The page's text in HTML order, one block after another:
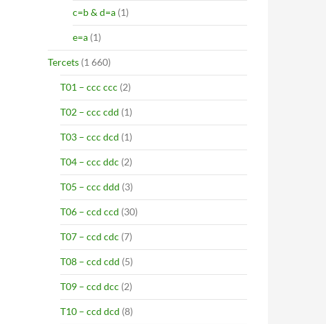
c=b & d=a (1)
e=a (1)
Tercets (1 660)
T01 – ccc ccc (2)
T02 – ccc cdd (1)
T03 – ccc dcd (1)
T04 – ccc ddc (2)
T05 – ccc ddd (3)
T06 – ccd ccd (30)
T07 – ccd cdc (7)
T08 – ccd cdd (5)
T09 – ccd dcc (2)
T10 – ccd dcd (8)